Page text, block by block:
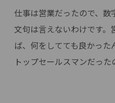
仕事は営業だったので、数
文句は言えないわけです。
ば、何をしてても良かった
トップセールスマンだった